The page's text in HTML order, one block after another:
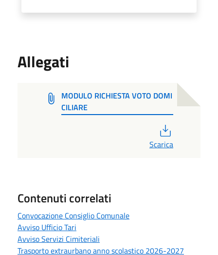
Allegati
MODULO RICHIESTA VOTO DOMI
CILIARE
Scarica
Contenuti correlati
Convocazione Consiglio Comunale
Avviso Ufficio Tari
Avviso Servizi Cimiteriali
Trasporto extraurbano anno scolastico 2026-2027